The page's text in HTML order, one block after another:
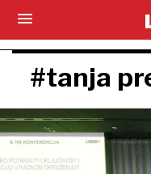
#tanja